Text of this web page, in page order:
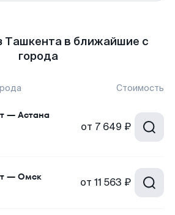
Ташкента в ближайшие с
города
Стоимость
— Астана
от 7 649 ₽
— Омск от 11 563 ₽